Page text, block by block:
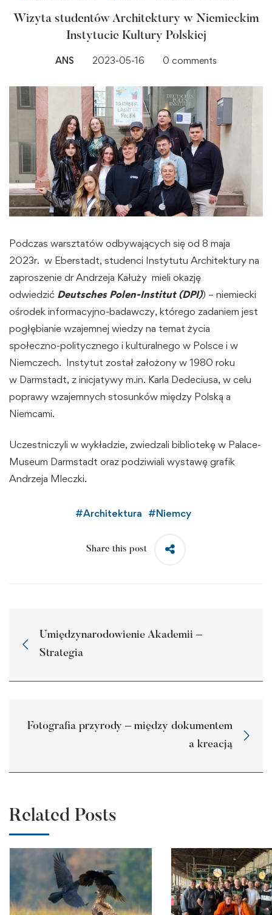
Wizyta studentów Architektury w Niemieckim
Instytucie Kultury Polskiej
ANS 2023-05-16 0 comments
Podczas warsztatów odbywających się od 8 maja
2023r. w Eberstadt, studenci Instytutu Architektury na
zaproszenie dr Andrzeja Kałuży mieli okazję
odwiedzić Deutsches Polen-Institut (DPI)) – niemiecki
ośrodek informacyjno-badawczy, którego zadaniem jest
pogłębianie wzajemnej wiedzy na temat życia
społeczno-politycznego i kulturalnego w Polsce i w
Niemczech. Instytut został założony w 1980 roku
w Darmstadt, z inicjatywy m.in. Karla Dedeciusa, w celu
poprawy wzajemnych stosunków między Polską a
Niemcami.
Uczestniczyli w wykładzie, zwiedzali bibliotekę w Palace-
Museum Darmstadt oraz podziwiali wystawę grafik
Andrzeja Mleczki.
#Architektura #Niemcy
Share this post
Umiędzynarodowienie Akademii –
Strategia
Fotografia przyrody – między dokumentem
a kreacją
Related Posts